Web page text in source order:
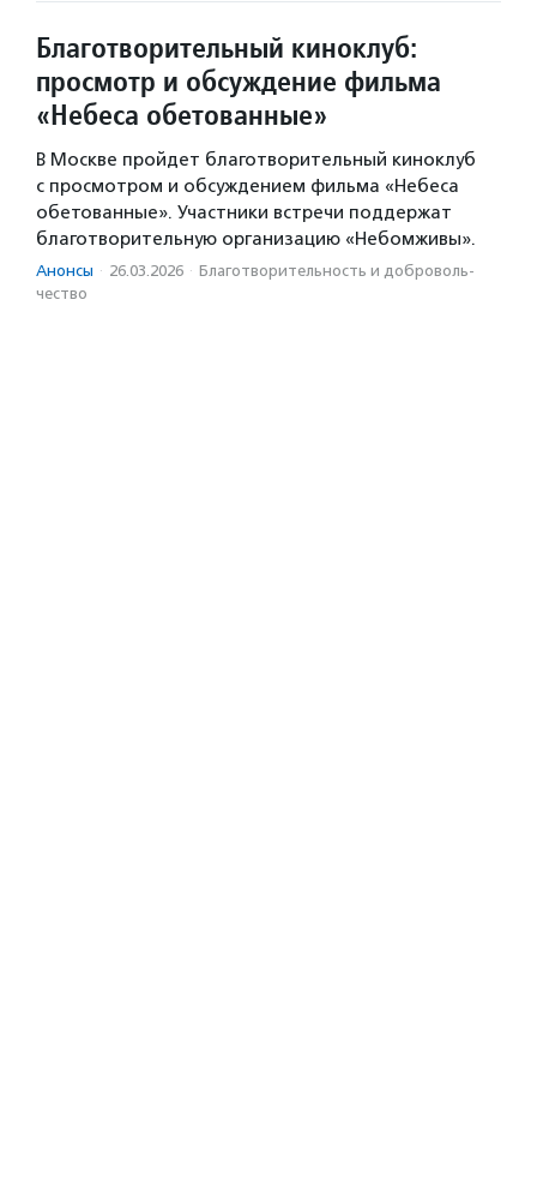
Благотворительный киноклуб:
просмотр и обсуждение фильма
«Небеса обетованные»
В Москве пройдет благотворительный киноклуб
с просмотром и обсуждением фильма «Небеса
обетованные». Участники встречи поддержат
благотворительную организацию «Небомживы».
Анонсы · 26.03.2026 · Благотвори­тель­ность и доброволь­
чест­во